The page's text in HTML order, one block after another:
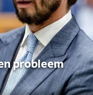
probleem